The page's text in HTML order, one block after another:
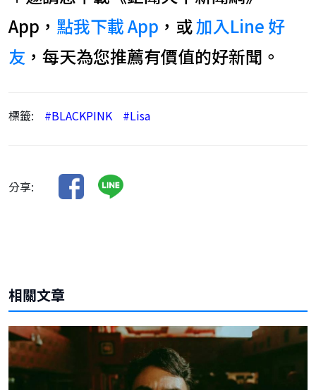
App， 點我下載 App ，或加入Line 好
友 ，每天為您推薦有價值的好新聞。
標籤: #BLACKPINK #Lisa
分享:
相關文章